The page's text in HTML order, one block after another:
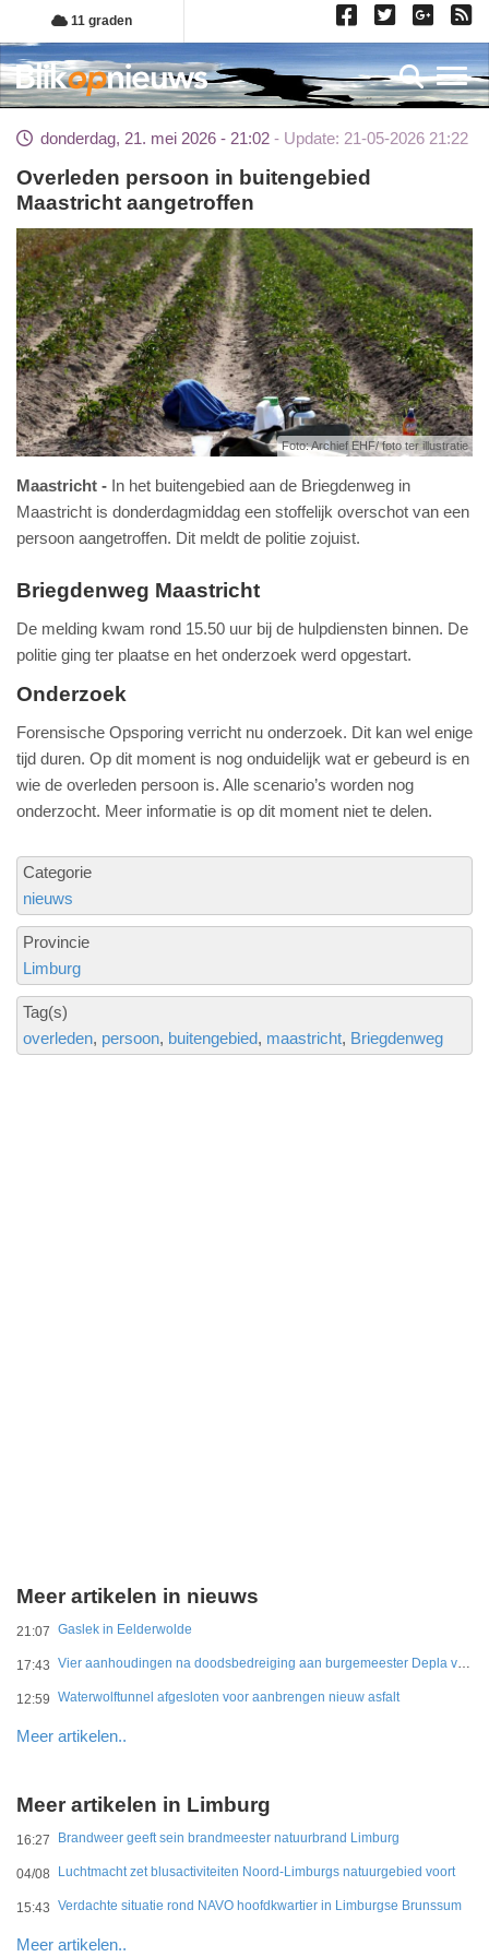
Overslaan
en
naar
de
gaan
11 graden
donderdag, 21. mei 2026 - 21:02 Update: 21-05-2026 21:22
Overleden persoon in buitengebied
Maastricht aangetroffen
Foto: Archief EHF/ foto ter illustratie
Maastricht
In het buitengebied aan de Briegdenweg in
Maastricht is donderdagmiddag een stoffelijk overschot van een
persoon aangetroffen. Dit meldt de politie zojuist.
Briegdenweg Maastricht
De melding kwam rond 15.50 uur bij de hulpdiensten binnen. De
politie ging ter plaatse en het onderzoek werd opgestart.
Onderzoek
Forensische Opsporing verricht nu onderzoek. Dit kan wel enige
tijd duren. Op dit moment is nog onduidelijk wat er gebeurd is en
wie de overleden persoon is. Alle scenario’s worden nog
onderzocht. Meer informatie is op dit moment niet te delen.
Categorie
nieuws
Provincie
Limburg
Tag(s)
overleden persoon buitengebied maastricht Briegdenweg
Meer artikelen in nieuws
21:07 Gaslek in Eelderwolde
17:43 Vier aanhoudingen na doodsbedreiging aan burgemeester Depla van Breda
12:59 Waterwolftunnel afgesloten voor aanbrengen nieuw asfalt
Meer artikelen..
Meer artikelen in Limburg
16:27 Brandweer geeft sein brandmeester natuurbrand Limburg
04/08 Luchtmacht zet blusactiviteiten Noord-Limburgs natuurgebied voort
15:43 Verdachte situatie rond NAVO hoofdkwartier in Limburgse Brunssum
Meer artikelen..